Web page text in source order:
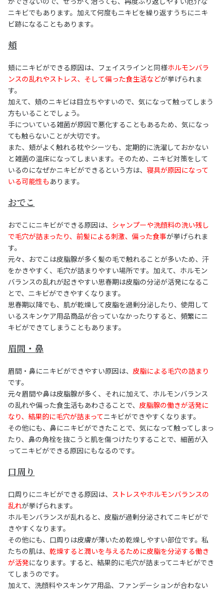
ニキビでもあります。加えて何度もニキビを繰り返すうちにニキ
ビ跡になることもあります。
頬
頬にニキビができる原因は、フェイスラインと同様ホルモンバラ
ンスの乱れやストレス、そして偏った食生活などが挙げられま
す。
加えて、頬のニキビは目立ちやすいので、気になって触ってしまう
方もいることでしょう。
手についている雑菌が原因で悪化することもあるため、気になっ
ても触らないことが大切です。
また、頬がよく触れる枕やシーツも、定期的に洗濯しておかない
と雑菌の温床になってしまいます。そのため、ニキビ対策をして
いるのになぜかニキビができるという方は、 寝具が原因になって
いる可能性も あります。
おでこ
おでこにニキビができる原因は、 シャンプーや洗顔料の洗い残し
で毛穴が詰まったり、前髪による刺激、偏った食事が挙げられま
す。
元々、おでこは皮脂腺が多く髪の毛で触れることが多いため、汗
をかきやすく、毛穴が詰まりやすい場所です。加えて、ホルモン
バランスの乱れが起きやすい思春期は皮脂の分泌が活発になるこ
とで、ニキビができやすくなります。
思春期以降でも、肌が乾燥して皮脂を過剰分泌したり、使用して
いるスキンケア用品商品が合っていなかったりすると、頻繁にニ
キビができてしまうこともあります。
眉間・鼻
眉間・鼻にニキビができやすい原因は、 皮脂による毛穴の詰まり
です。
元々眉間や鼻は皮脂腺が多く、それに加えて、ホルモンバランス
の乱れや偏った食生活もあわさることで、 皮脂腺の働きが活発に
なり、結果的に毛穴が詰まってニキビができやすくなります。
その他にも、鼻にニキビができたことで、気になって触ってしまっ
たり、鼻の角栓を抜こうと肌を傷つけたりすることで、細菌が入
ってニキビができる原因にもなるのです。
口周り
口周りにニキビができる原因は、 ストレスやホルモンバランスの
乱れが挙げられます。
ホルモンバランスが乱れると、皮脂が過剰分泌されてニキビがで
きやすくなります。
その他にも、口周りは皮膚が薄いため乾燥しやすい部位です。私
たちの肌は、 乾燥すると潤いを与えるために皮脂を分泌する働き
が活発になります。すると、結果的に毛穴が詰まってニキビができ
てしまうのです。
加えて、洗顔料やスキンケア用品、ファンデーションが合わない